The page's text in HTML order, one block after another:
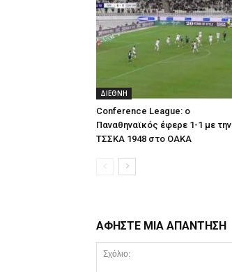
ΔΙΕΘΝΗ
Conference League: ο
Παναθηναϊκός έφερε 1-1 με την
ΤΣΣΚΑ 1948 στο ΟΑΚΑ
ΑΦΗΣΤΕ ΜΙΑ ΑΠΑΝΤΗΣΗ